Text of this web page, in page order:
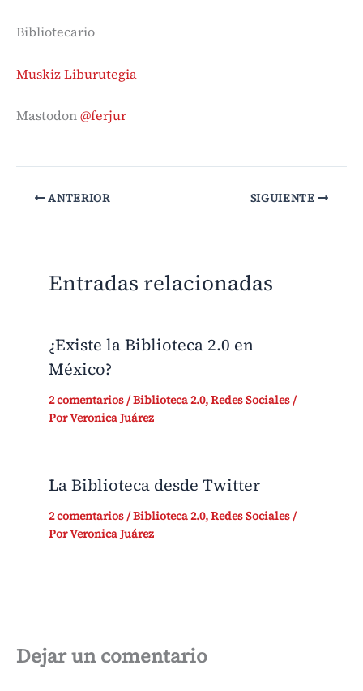
Bibliotecario
Muskiz Liburutegia
Mastodon@ferjur
ANTERIOR SIGUIENTE
Entradas relacionadas
¿Existe la Biblioteca 2.0 en
México?
2 comentarios/Biblioteca 2.0,Redes Sociales/
PorVeronica Juárez
La Biblioteca desde Twitter
2 comentarios/Biblioteca 2.0,Redes Sociales/
PorVeronica Juárez
Dejar un comentario